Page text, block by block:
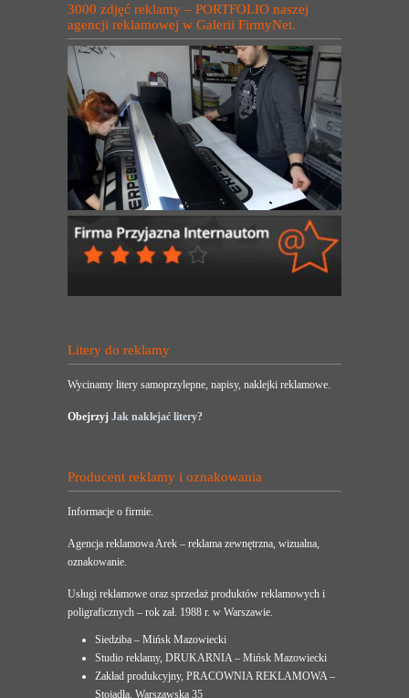
3000 zdjęć reklamy – PORTFOLIO naszej
agencji reklamowej w Galerii FirmyNet.
Litery do reklamy
Wycinamy litery samoprzylepne, napisy, naklejki reklamowe.
Obejrzyj Jak naklejać litery?
Producent reklamy i oznakowania
Informacje o firmie.
Agencja reklamowa Arek – reklama zewnętrzna, wizualna,
oznakowanie.
Usługi reklamowe oraz sprzedaż produktów reklamowych i
poligraficznych – rok zał. 1988 r. w Warszawie.
Siedziba – Mińsk Mazowiecki
Studio reklamy, DRUKARNIA – Mińsk Mazowiecki
Zakład produkcyjny, PRACOWNIA REKLAMOWA –
Stojadła, Warszawska 35